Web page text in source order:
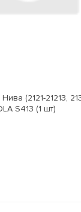
(2121-21213,
S413 (1 шт)